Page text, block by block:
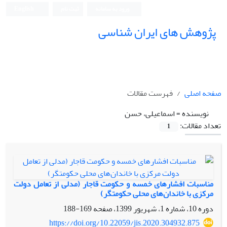
پژوهش های ایران شناسی
صفحه اصلی
فهرست مقالات
نویسنده =اسماعیلی، حسن
تعداد مقالات:
1
مناسبات افشارهای خمسه و حکومت قاجار (مدلی از تعامل دولت
مرکزی با خاندان‌های محلی حکومتگر)
دوره 10، شماره 1، شهریور 1399، صفحه
169-188
https://doi.org/10.22059/jis.2020.304932.875